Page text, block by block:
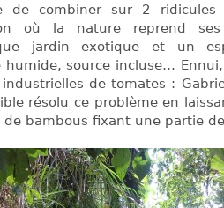
de combiner sur 2 ridicules
où la nature reprend
jardin exotique et un
humide, source incluse…
de tomates :
résolu ce problème en
de bambous fixant une partie